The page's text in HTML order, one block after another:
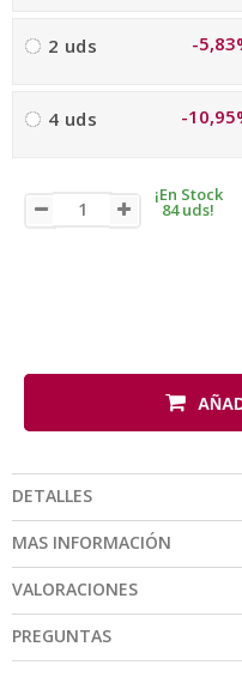
2 uds -
4 uds -
¡En Stock
84 uds!
DETALLES
MAS INFORMACIÓN
VALORACIONES
PREGUNTAS